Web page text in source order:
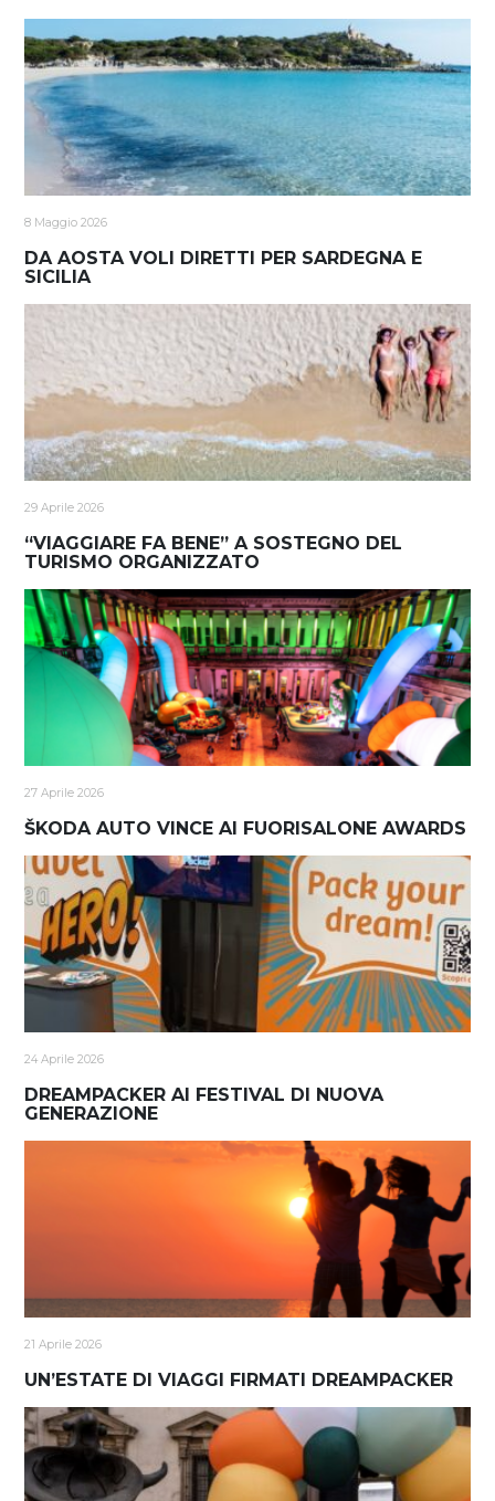
8 Maggio 2026
DA AOSTA VOLI DIRETTI PER SARDEGNA E
SICILIA
29 Aprile 2026
“VIAGGIARE FA BENE” A SOSTEGNO DEL
TURISMO ORGANIZZATO
27 Aprile 2026
ŠKODA AUTO VINCE AI FUORISALONE AWARDS
24 Aprile 2026
DREAMPACKER AI FESTIVAL DI NUOVA
GENERAZIONE
21 Aprile 2026
UN’ESTATE DI VIAGGI FIRMATI DREAMPACKER